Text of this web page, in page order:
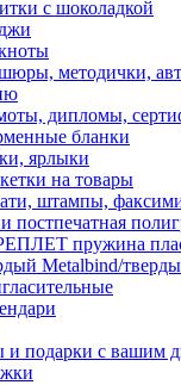
с шоколадкой
методички,
дипломы,
бланки
ярлыки
на товары
штампы,
постпечатная
пружина
Metalbind/
и подарки с вашим